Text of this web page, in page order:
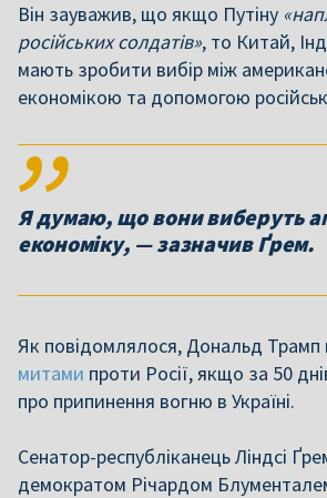
Він зауважив, що якщо Путіну
російських солдатів», то Китай,
мають зробити вибір між
економікою та допомогою
Я думаю, що вони виберуть
Як повідомлялося, Дональд Трамп
митами проти Росії, якщо за 50
про припинення вогню в Україні.
Сенатор-республіканець Ліндсі
демократом Річардом